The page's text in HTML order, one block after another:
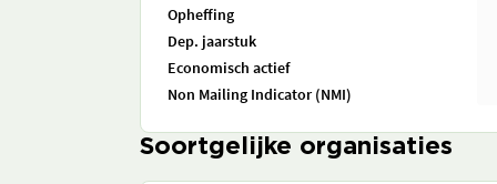
Opheffing
Dep. jaarstuk
Economisch actief
Non Mailing Indicator (NMI)
Soortgelijke organisaties